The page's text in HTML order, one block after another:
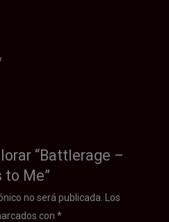
“Battlerage –
to Me”
no será publicada.
Los
con*